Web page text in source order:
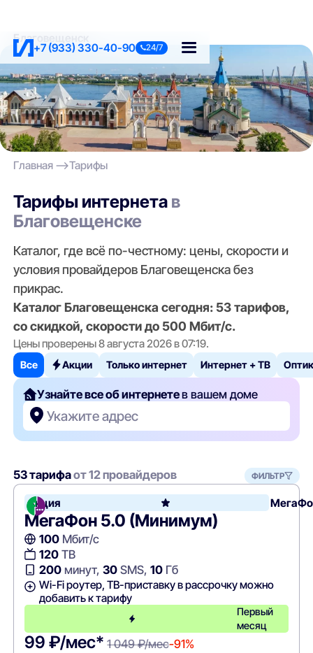
+7 (933) 330-40-90 24/7
Благовещенск
Главная Тарифы
Тарифы интернета в
Благовещенске
Каталог, где всё по-честному: цены, скорости и
условия провайдеров Благовещенска без
прикрас.
Каталог Благовещенска сегодня: 53 тарифов,
со скидкой, скорости до 500 Мбит/с.
Цены проверены 8 августа 2026 в 07:19.
Все Акции Только интернет Интернет + ТВ
Узнайте все об интернетев вашем доме
Укажите адрес
53 тарифаот 12 провайдеров ФИЛЬТР
Акция
МегаФон 5.0 (Минимум)
100Мбит/с
120ТВ
200минут, 30SMS, 10Гб
Wi-Fi роутер, ТВ-приставку в рассрочку можно
добавить к тарифу
Первый
месяц
99 ₽/мес* 1 049 ₽/мес-91%